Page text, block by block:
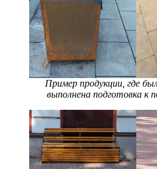
Пример продукции, где
выполнена подготовка к